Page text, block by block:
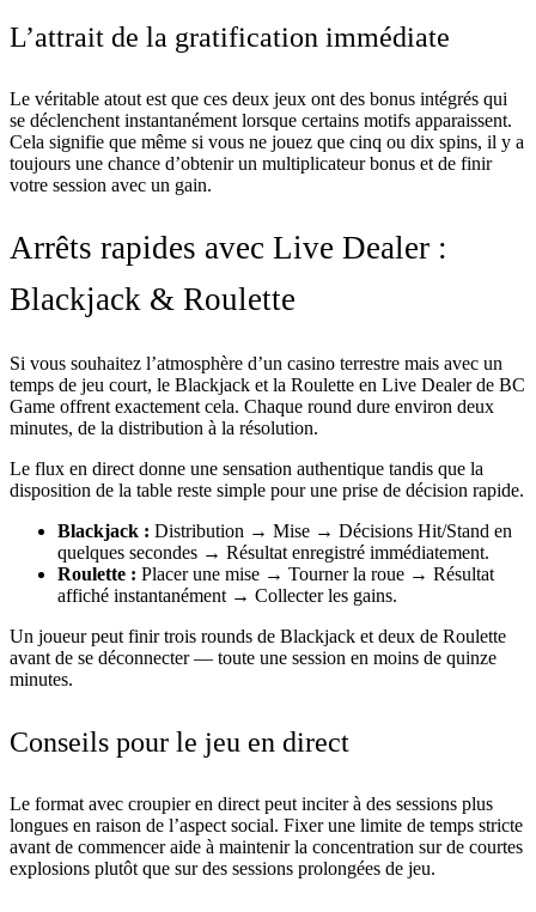
L’attrait de la gratification immédiate
Le véritable atout est que ces deux jeux ont des bonus intégrés qui
se déclenchent instantanément lorsque certains motifs apparaissent.
Cela signifie que même si vous ne jouez que cinq ou dix spins, il y a
toujours une chance d’obtenir un multiplicateur bonus et de finir
votre session avec un gain.
Arrêts rapides avec Live Dealer :
Blackjack & Roulette
Si vous souhaitez l’atmosphère d’un casino terrestre mais avec un
temps de jeu court, le Blackjack et la Roulette en Live Dealer de BC
Game offrent exactement cela. Chaque round dure environ deux
minutes, de la distribution à la résolution.
Le flux en direct donne une sensation authentique tandis que la
disposition de la table reste simple pour une prise de décision rapide.
Blackjack : Distribution → Mise → Décisions Hit/Stand en
quelques secondes → Résultat enregistré immédiatement.
Roulette : Placer une mise → Tourner la roue → Résultat
affiché instantanément → Collecter les gains.
Un joueur peut finir trois rounds de Blackjack et deux de Roulette
avant de se déconnecter — toute une session en moins de quinze
minutes.
Conseils pour le jeu en direct
Le format avec croupier en direct peut inciter à des sessions plus
longues en raison de l’aspect social. Fixer une limite de temps stricte
avant de commencer aide à maintenir la concentration sur de courtes
explosions plutôt que sur des sessions prolongées de jeu.